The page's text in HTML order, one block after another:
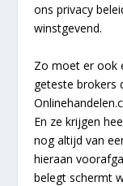
ons privacy
winstgevend.
Zo moet er ook
geteste brokers
En ze krijgen
nog altijd van
hieraan
belegt schermt